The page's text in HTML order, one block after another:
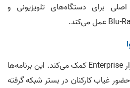
برای دستگاه‌های تلویزیونی و
به شما در ایجاد نرم افزار Enterprise کمک می‌کند. این برنامه‌ها
غیاب کارکنان در بستر شبکه گرفته